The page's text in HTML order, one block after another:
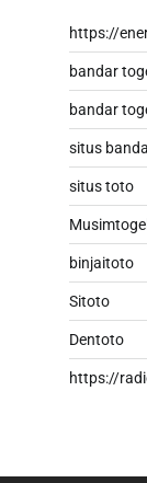
https://
bandar
bandar
situs
situs toto
Musimtogel
binjaitoto
Sitoto
Dentoto
https://